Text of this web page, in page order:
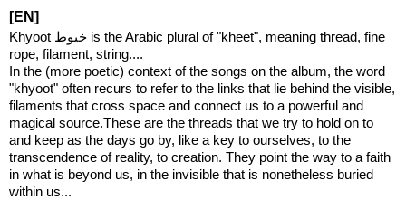
[EN]
Khyoot خيوط is the Arabic plural of "kheet", meaning thread, fine
rope, filament, string....
In the (more poetic) context of the songs on the album, the word
"khyoot" often recurs to refer to the links that lie behind the visible,
filaments that cross space and connect us to a powerful and
magical source.These are the threads that we try to hold on to
and keep as the days go by, like a key to ourselves, to the
transcendence of reality, to creation. They point the way to a faith
in what is beyond us, in the invisible that is nonetheless buried
within us...